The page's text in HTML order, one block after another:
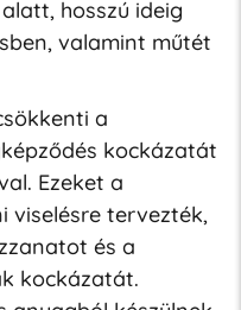
hosszú ideig
valamint műtét
a
kockázatát
Ezeket a
viselésre tervezték,
és a
kockázatát.